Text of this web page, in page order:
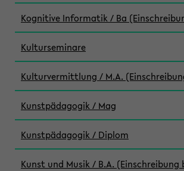
Kognitive Informatik / Ba
Kulturseminare
Kulturvermittlung / M.A.
Kunstpädagogik / Mag
Kunstpädagogik / Diplom
Kunst und Musik / B.A. (Einschreibung